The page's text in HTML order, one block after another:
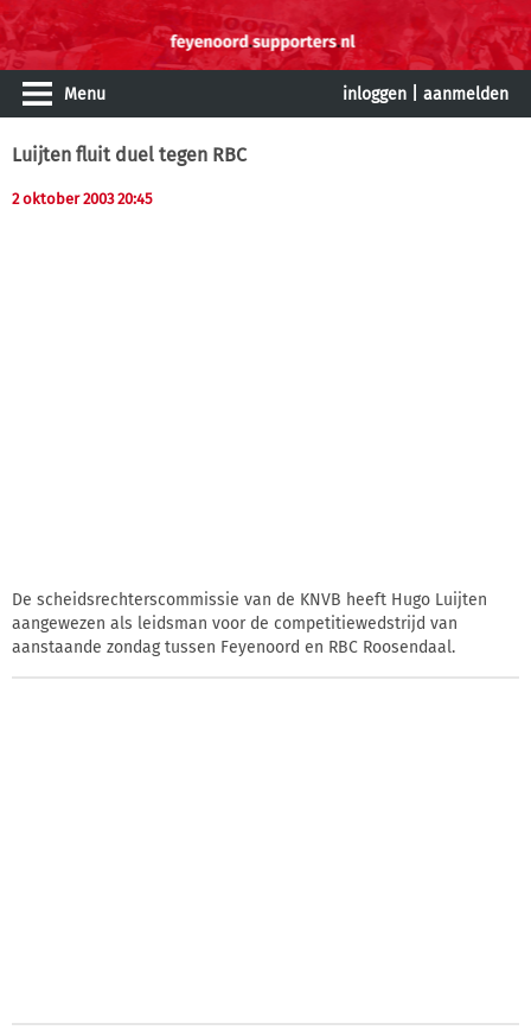
Menu inloggen aanmelden
Luijten fluit duel tegen RBC
2 oktober 2003 20:45
De scheidsrechterscommissie van de KNVB heeft Hugo Luijten
aangewezen als leidsman voor de competitiewedstrijd van
aanstaande zondag tussen Feyenoord en RBC Roosendaal.